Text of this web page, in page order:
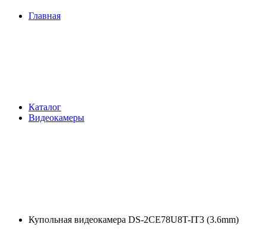
Главная
Каталог
Видеокамеры
Купольная видеокамера DS-2CE78U8T-IT3 (3.6mm)